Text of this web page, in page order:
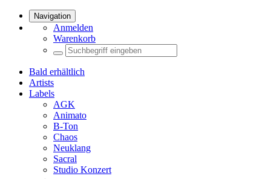
Navigation
Anmelden
Warenkorb
Bald erhältlich
Artists
Labels
AGK
Animato
B-Ton
Chaos
Neuklang
Sacral
Studio Konzert